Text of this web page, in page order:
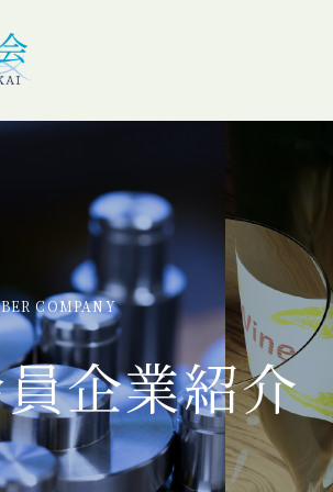
COMPANY
企業紹介